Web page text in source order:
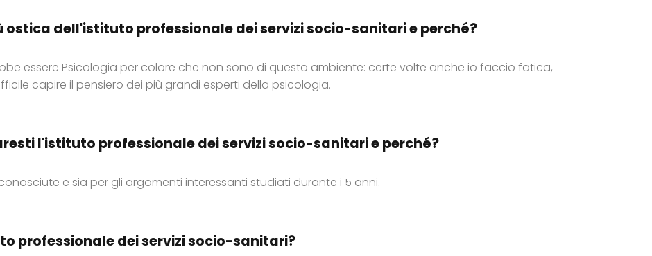
ostica dell'istituto professionale dei servizi socio-sanitari e perché?
essere Psicologia per colore che non sono di questo ambiente: certe volte anche io faccio fatica,
capire il pensiero dei più grandi esperti della psicologia.
l'istituto professionale dei servizi socio-sanitari e perché?
e sia per gli argomenti interessanti studiati durante i 5 anni.
professionale dei servizi socio-sanitari?